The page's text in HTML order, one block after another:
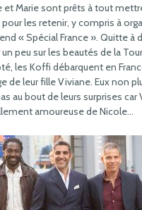
et Marie sont prêts à tout
les retenir, y compris à
« Spécial France ». Quitte à
peu sur les beautés de la
les Koffi débarquent en
de leur fille Viviane. Eux non
au bout de leurs surprises car
amoureuse de Nicole…